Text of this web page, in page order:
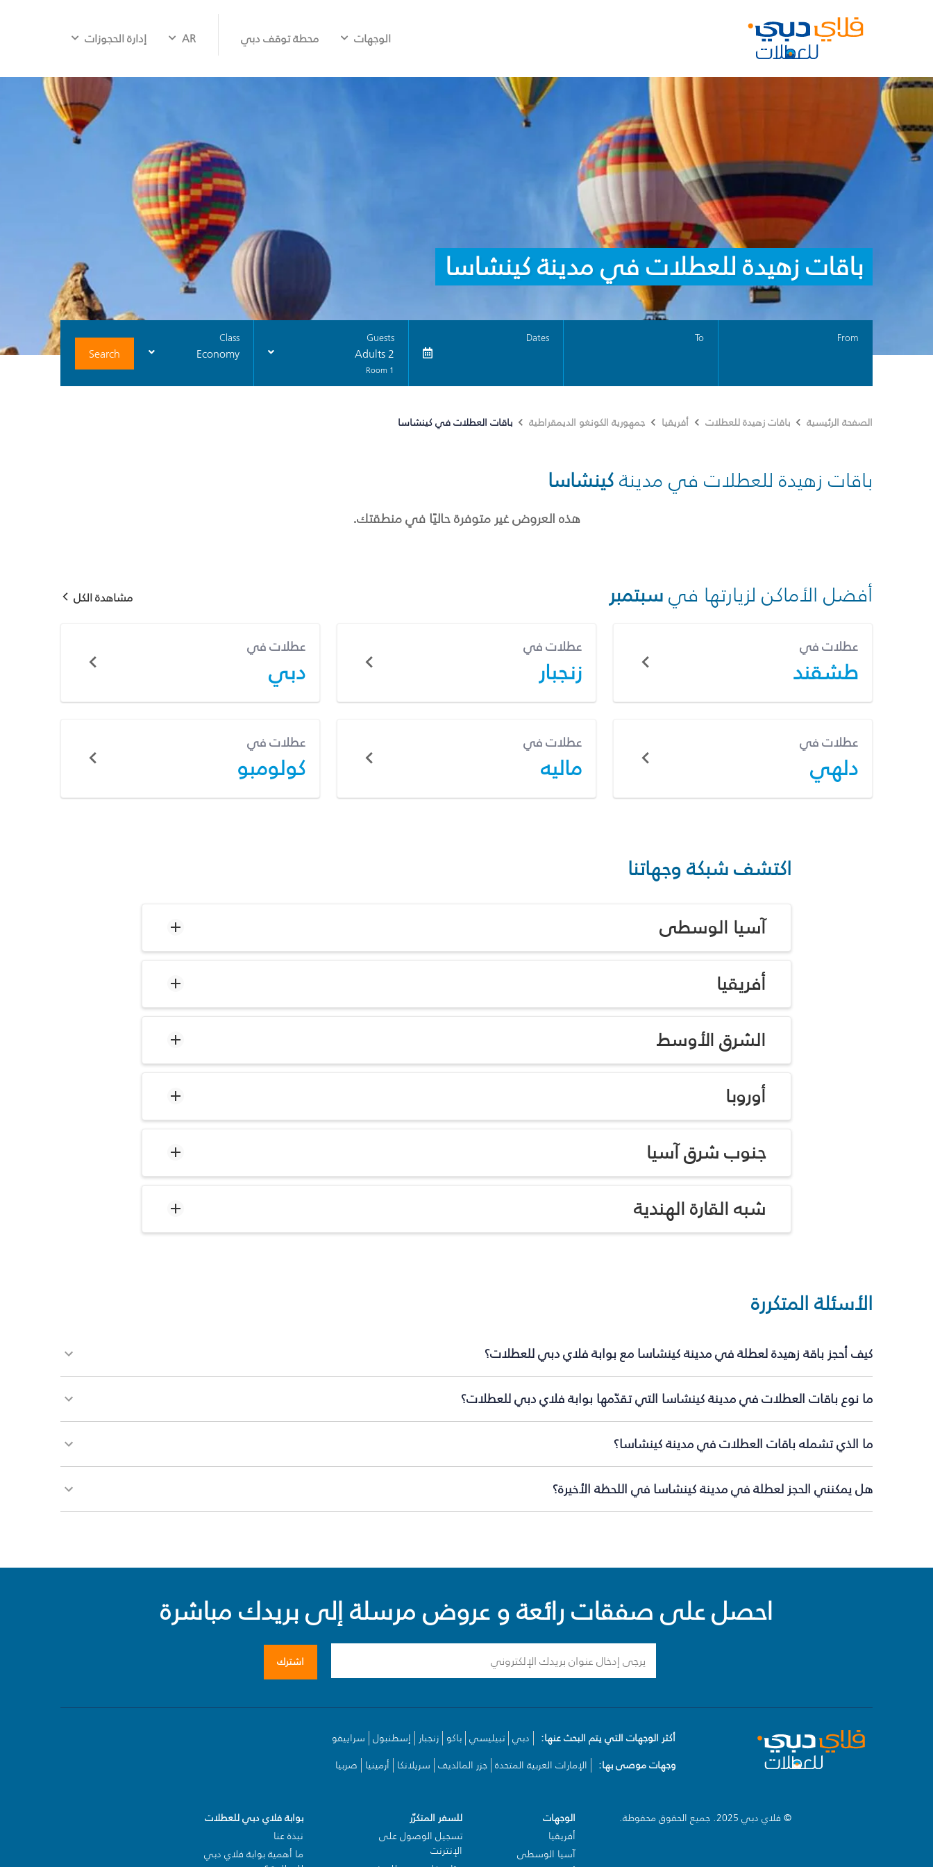
الوجهات محطة توقف دبي AR إدارة الحجوزات
باقات زهيدة للعطلات في مدينة كينشاسا
From
To
Dates
Guests
2 Adults
1 Room
Class
Economy
Search
الصفحة الرئيسية باقات زهيدة للعطلات أفريقيا جمهورية الكونغو الديمقراطية باقات العطلات في كينشاسا
باقات زهيدة للعطلات في مدينةكينشاسا
هذه العروض غير متوفرة حاليًا في منطقتك.
أفضل الأماكن لزيارتها فيسبتمبر مشاهدة الكل
عطلات في
طشقند
عطلات في
زنجبار
عطلات في
دبي
عطلات في
دلهي
عطلات في
ماليه
عطلات في
كولومبو
اكتشف شبكة وجهاتنا
آسيا الوسطى
أفريقيا
الشرق الأوسط
أوروبا
جنوب شرق آسيا
شبه القارة الهندية
الأسئلة المتكررة
كيف أحجز باقة زهيدة لعطلة في مدينة كينشاسا مع بوابة فلاي دبي للعطلات؟
ما نوع باقات العطلات في مدينة كينشاسا التي تقدّمها بوابة فلاي دبي للعطلات؟
ما الذي تشمله باقات العطلات في مدينة كينشاسا؟
هل يمكنني الحجز لعطلة في مدينة كينشاسا في اللحظة الأخيرة؟
احصل على صفقات رائعة و عروض مرسلة إلى بريدك مباشرة
اشترك
أكثر الوجهات التي يتم البحث عنها: دبي تبيليسي باكو زنجبار إسطنبول سراييفو
وجهات موصى بها:
الإمارات العربية المتحدة جزر المالديف سريلانكا أرمينيا صربيا
© فلاي دبي 2025. جميع الحقوق محفوظة.
الوجهات
أفريقيا
آسيا الوسطى
للسفر المتكرّر
تسجيل الوصول على
الإنترنت
بوابة فلاي دبي للعطلات
نبذة عنا
ما أهمية بوابة فلاي دبي